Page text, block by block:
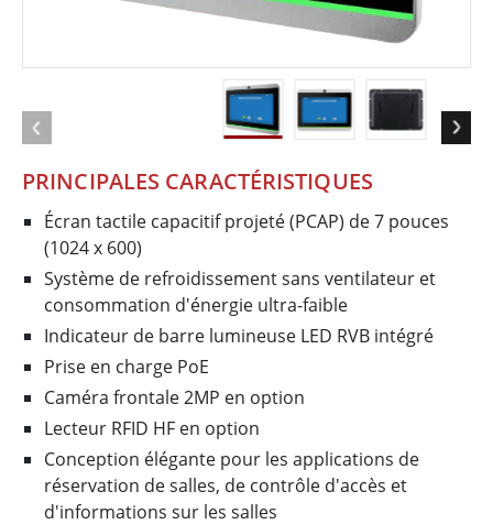
PRINCIPALES CARACTÉRISTIQUES
Écran tactile capacitif projeté (PCAP) de 7 pouces
(1024 x 600)
Système de refroidissement sans ventilateur et
consommation d'énergie ultra-faible
Indicateur de barre lumineuse LED RVB intégré
Prise en charge PoE
Caméra frontale 2MP en option
Lecteur RFID HF en option
Conception élégante pour les applications de
réservation de salles, de contrôle d'accès et
d'informations sur les salles